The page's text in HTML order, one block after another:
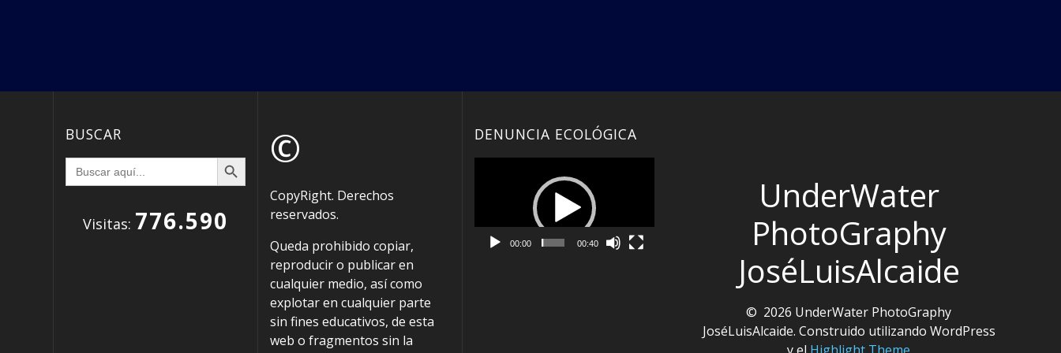
BUSCAR
Buscar: Botón de búsqueda
Visitas: 776.590
©
CopyRight. Derechos
reservados.
Queda prohibido copiar,
reproducir o publicar en
cualquier medio, así como
explotar en cualquier parte
sin fines educativos, de esta
web o fragmentos sin la
DENUNCIA ECOLÓGICA
00:00 00:40
UnderWater
PhotoGraphy
JoséLuisAlcaide
© 2026 UnderWater PhotoGraphy
JoséLuisAlcaide. Construido utilizando WordPress